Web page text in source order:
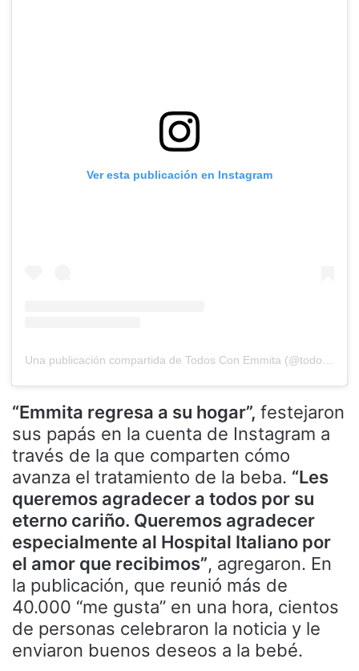
Ver esta publicación en Instagram
“Emmita regresa a su hogar”, festejaron
sus papás en la cuenta de Instagram a
través de la que comparten cómo
avanza el tratamiento de la beba. “Les
queremos agradecer a todos por su
eterno cariño. Queremos agradecer
especialmente al Hospital Italiano por
el amor que recibimos”, agregaron. En
la publicación, que reunió más de
40.000 “me gusta” en una hora, cientos
de personas celebraron la noticia y le
enviaron buenos deseos a la bebé.